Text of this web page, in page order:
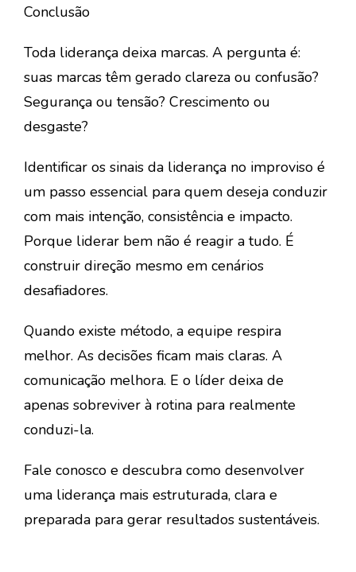
Conclusão
Toda liderança deixa marcas. A pergunta é:
suas marcas têm gerado clareza ou confusão?
Segurança ou tensão? Crescimento ou
desgaste?
Identificar os sinais da liderança no improviso é
um passo essencial para quem deseja conduzir
com mais intenção, consistência e impacto.
Porque liderar bem não é reagir a tudo. É
construir direção mesmo em cenários
desafiadores.
Quando existe método, a equipe respira
melhor. As decisões ficam mais claras. A
comunicação melhora. E o líder deixa de
apenas sobreviver à rotina para realmente
conduzi-la.
Fale conosco e descubra como desenvolver
uma liderança mais estruturada, clara e
preparada para gerar resultados sustentáveis.